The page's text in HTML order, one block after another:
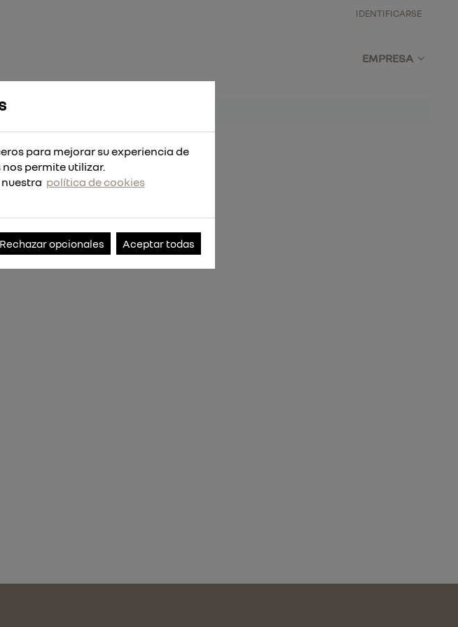
IDENTIFICARSE
EMPRESA
para mejorar su experiencia de
nos permite utilizar.
política de cookies
Rechazar opcionales Aceptar todas